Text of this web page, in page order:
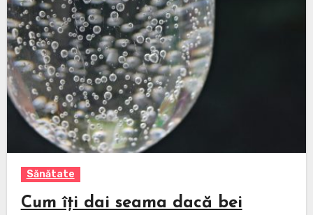
Sănătate
Cum îți dai seama dacă bei